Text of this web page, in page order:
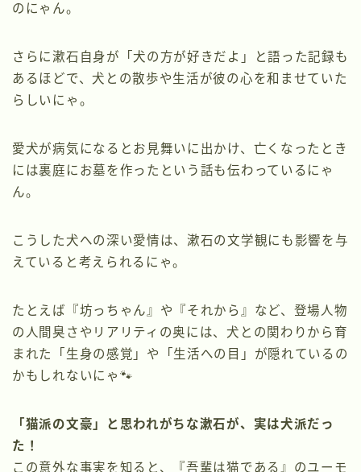
のにゃん。
さらに漱石自身が「犬の方が好きだよ」と語った記録も
あるほどで、犬との散歩や生活が彼の心を和ませていた
らしいにゃ。
愛犬が病気になるとお見舞いに出かけ、亡くなったとき
には裏庭にお墓を作ったという話も伝わっているにゃ
ん。
こうした犬への深い愛情は、漱石の文学観にも影響を与
えていると考えられるにゃ。
たとえば『坊っちゃん』や『それから』など、登場人物
の人間臭さやリアリティの奥には、犬との関わりから育
まれた「生身の感覚」や「生活への目」が隠れているの
かもしれないにゃ🐾
「猫派の文豪」と思われがちな漱石が、実は犬派だっ
た！
この意外な事実を知ると、『吾輩は猫である』のユーモ